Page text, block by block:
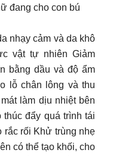
đang cho con bú
nhạy cảm và da khô
vật tự nhiên Giảm
bằng dầu và độ ẩm
lỗ chân lông và thu
làm dịu nhiệt bên
thúc đẩy quá trình tái
rắc rối Khử trùng nhẹ
có thể tạo khối, cho